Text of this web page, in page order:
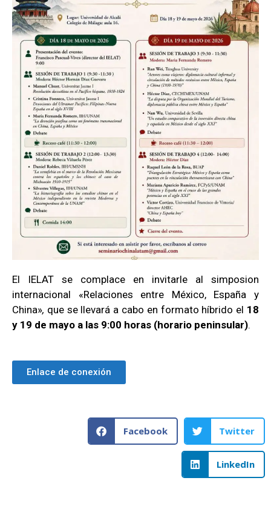
El IELAT se complace en invitarle al simposion
internacional «Relaciones entre México, España y
China», que se llevará a cabo en formato híbrido el 18
y 19 de mayo a las 9:00 horas (horario peninsular).
Enlace de conexión
Facebook Twitter
LinkedIn